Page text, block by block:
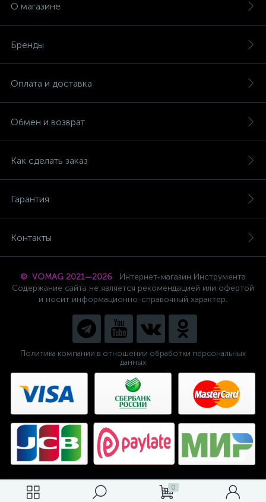
0
О магазине
Бренды
Оплата и доставка
Обмен и возврат
Как сделать заказ
Гарантия
Контакты
© VOMAG 2021—2026
Интернет-магазин Инструмента
Содержание сайта не является рекомендацией или офертой
и носит информационно-справочный характер.
Политика компании в отношении обработки персональных
данных